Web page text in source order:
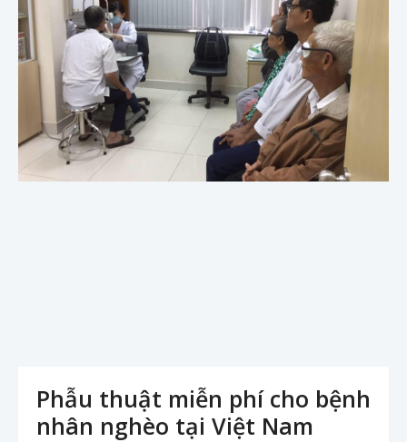
Phẫu thuật miễn phí cho bệnh
nhân nghèo tại Việt Nam